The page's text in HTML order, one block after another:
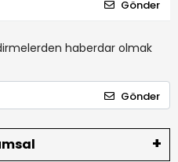
Gönder
haberdar olmak
Gönder